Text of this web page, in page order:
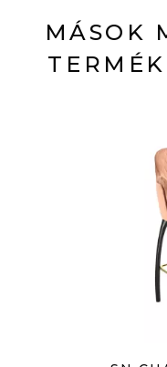
MÁSOK